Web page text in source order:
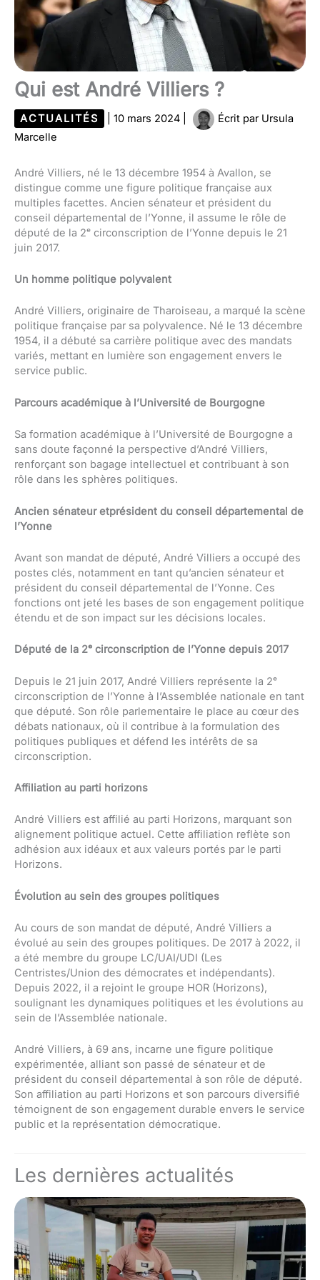
Qui est André Villiers ?
ACTUALITÉS 10 mars 2024 Écrit par Ursula
Marcelle
André Villiers, né le 13 décembre 1954 à Avallon, se
distingue comme une figure politique française aux
multiples facettes. Ancien sénateur et président du
conseil départemental de l’Yonne, il assume le rôle de
député de la 2ᵉ circonscription de l’Yonne depuis le 21
juin 2017.
Un homme politique polyvalent
André Villiers, originaire de Tharoiseau, a marqué la scène
politique française par sa polyvalence. Né le 13 décembre
1954, il a débuté sa carrière politique avec des mandats
variés, mettant en lumière son engagement envers le
service public.
Parcours académique à l’Université de Bourgogne
Sa formation académique à l’Université de Bourgogne a
sans doute façonné la perspective d’André Villiers,
renforçant son bagage intellectuel et contribuant à son
rôle dans les sphères politiques.
Ancien sénateur etprésident du conseil départemental de
l’Yonne
Avant son mandat de député, André Villiers a occupé des
postes clés, notamment en tant qu’ancien sénateur et
président du conseil départemental de l’Yonne. Ces
fonctions ont jeté les bases de son engagement politique
étendu et de son impact sur les décisions locales.
Député de la 2ᵉ circonscription de l’Yonne depuis 2017
Depuis le 21 juin 2017, André Villiers représente la 2ᵉ
circonscription de l’Yonne à l’Assemblée nationale en tant
que député. Son rôle parlementaire le place au cœur des
débats nationaux, où il contribue à la formulation des
politiques publiques et défend les intérêts de sa
circonscription.
Affiliation au parti horizons
André Villiers est affilié au parti Horizons, marquant son
alignement politique actuel. Cette affiliation reflète son
adhésion aux idéaux et aux valeurs portés par le parti
Horizons.
Évolution au sein des groupes politiques
Au cours de son mandat de député, André Villiers a
évolué au sein des groupes politiques. De 2017 à 2022, il
a été membre du groupe LC/UAI/UDI (Les
Centristes/Union des démocrates et indépendants).
Depuis 2022, il a rejoint le groupe HOR (Horizons),
soulignant les dynamiques politiques et les évolutions au
sein de l’Assemblée nationale.
André Villiers, à 69 ans, incarne une figure politique
expérimentée, alliant son passé de sénateur et de
président du conseil départemental à son rôle de député.
Son affiliation au parti Horizons et son parcours diversifié
témoignent de son engagement durable envers le service
public et la représentation démocratique.
Les dernières actualités